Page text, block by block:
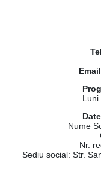
Luni
Nume
Nr.
Sediu social: Str.